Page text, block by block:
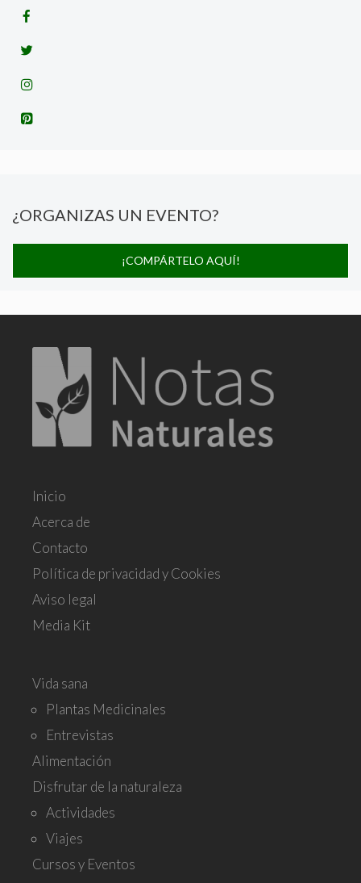
¿ORGANIZAS UN EVENTO?
¡COMPÁRTELO AQUÍ!
Inicio
Acerca de
Contacto
Política de privacidad y Cookies
Aviso legal
Media Kit
Vida sana
Plantas Medicinales
Entrevistas
Alimentación
Disfrutar de la naturaleza
Actividades
Viajes
Cursos y Eventos